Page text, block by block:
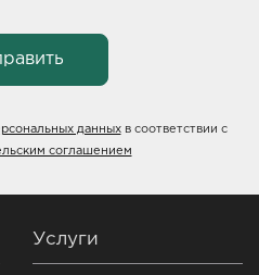
данныхв соответствии с
соглашением
Услуги